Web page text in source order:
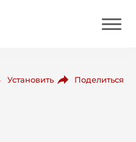
Установить Поделиться